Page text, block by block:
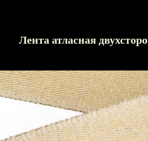
Лента атласная